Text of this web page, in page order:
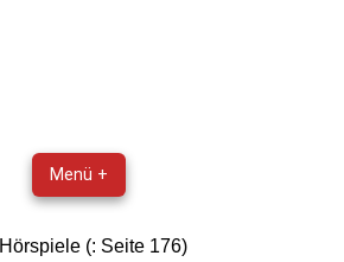
Menü +
Hörspiele (: Seite 176)